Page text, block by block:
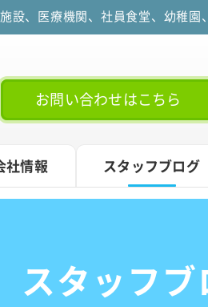
設、医療機関、社員食堂、幼稚
お問い合わせはこちら
社情報 スタッフブログ
スタッフブ